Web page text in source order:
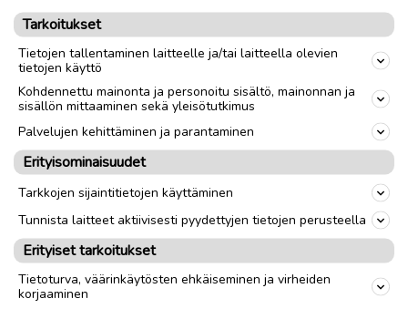
Ilmoittaja:ALFFI
Katso ilmoittajan kaikki ilmoitukset(22 )
OTA YHTEYTTÄ ILMOITTAJAAN
MAKSA TURVALLISESTI TÄSTÄ
Turvamaksut.fi
Mahdollisuus maksaa turvallisesti Turvamaksulla lisätään
automaattisesti kaikkiin ilmoituksiin, joissa on lähetys-
LueTurvamaksusta
Tarkoitukset
Tietojen tallentaminen laitteelle ja/tai laitteella olevien
tietojen käyttö
Kohdennettu mainonta ja personoitu sisältö, mainonnan ja
sisällön mittaaminen sekä yleisötutkimus
Palvelujen kehittäminen ja parantaminen
Erityisominaisuudet
Tarkkojen sijaintitietojen käyttäminen
Tunnista laitteet aktiivisesti pyydettyjen tietojen perusteella
Erityiset tarkoitukset
Tietoturva, väärinkäytösten ehkäiseminen ja virheiden
korjaaminen